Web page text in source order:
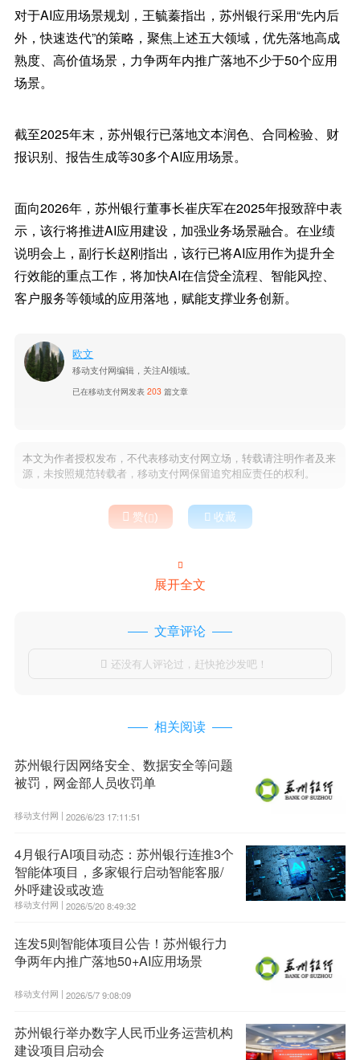
对于AI应用场景规划，王毓蓁指出，苏州银行采用“先内后
外，快速迭代”的策略，聚焦上述五大领域，优先落地高成
熟度、高价值场景，力争两年内推广落地不少于50个应用
场景。
截至2025年末，苏州银行已落地文本润色、合同检验、财
报识别、报告生成等30多个AI应用场景。
面向2026年，苏州银行董事长崔庆军在2025年报致辞中表
示，该行将推进AI应用建设，加强业务场景融合。在业绩
说明会上，副行长赵刚指出，该行已将AI应用作为提升全
行效能的重点工作，将加快AI在信贷全流程、智能风控、
客户服务等领域的应用落地，赋能支撑业务创新。
欧文
移动支付网编辑，关注AI领域。
已在移动支付网发表203 篇文章
本文为作者授权发布，不代表移动支付网立场，转载请注明作者及来
源，未按照规范转载者，移动支付网保留追究相应责任的权利。
 赞()  收藏

展开全文
文章评论
 还没有人评论过，赶快抢沙发吧！
相关阅读
苏州银行因网络安全、数据安全等问题
被罚，网金部人员收罚单
移动支付网 | 2026/6/23 17:11:51
4月银行AI项目动态：苏州银行连推3个
智能体项目，多家银行启动智能客服/
外呼建设或改造
移动支付网 | 2026/5/20 8:49:32
连发5则智能体项目公告！苏州银行力
争两年内推广落地50+AI应用场景
移动支付网 | 2026/5/7 9:08:09
苏州银行举办数字人民币业务运营机构
建设项目启动会